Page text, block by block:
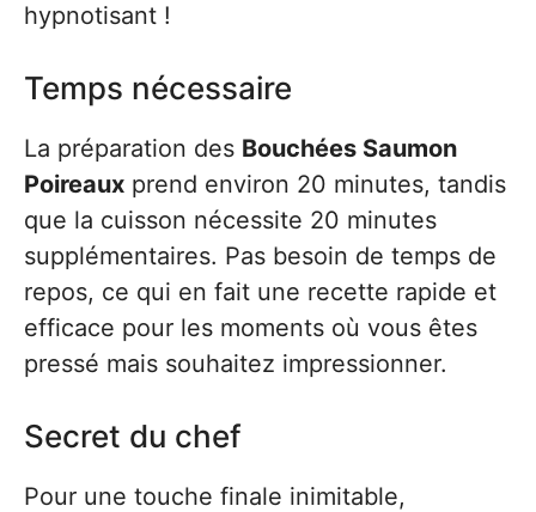
hypnotisant !
Temps nécessaire
La préparation des Bouchées Saumon
Poireaux prend environ 20 minutes, tandis
que la cuisson nécessite 20 minutes
supplémentaires. Pas besoin de temps de
repos, ce qui en fait une recette rapide et
efficace pour les moments où vous êtes
pressé mais souhaitez impressionner.
Secret du chef
Pour une touche finale inimitable,